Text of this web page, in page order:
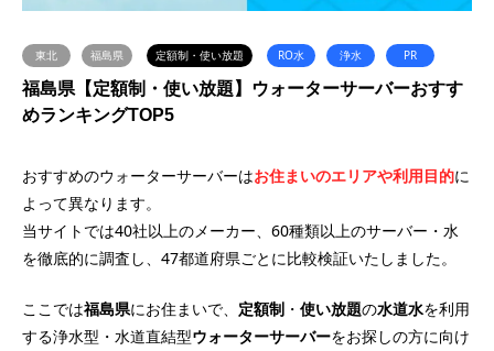
東北 福島県 定額制・使い放題 RO水 浄水 PR
福島県【定額制・使い放題】ウォーターサーバーおすす
めランキングTOP5
おすすめのウォーターサーバーはお住まいのエリアや利用目的に
よって異なります。
当サイトでは40社以上のメーカー、60種類以上のサーバー・水
を徹底的に調査し、47都道府県ごとに比較検証いたしました。
ここでは福島県にお住まいで、 定額制 ・ 使い放題の水道水を利用
する浄水型・水道直結型ウォーターサーバーをお探しの方に向け